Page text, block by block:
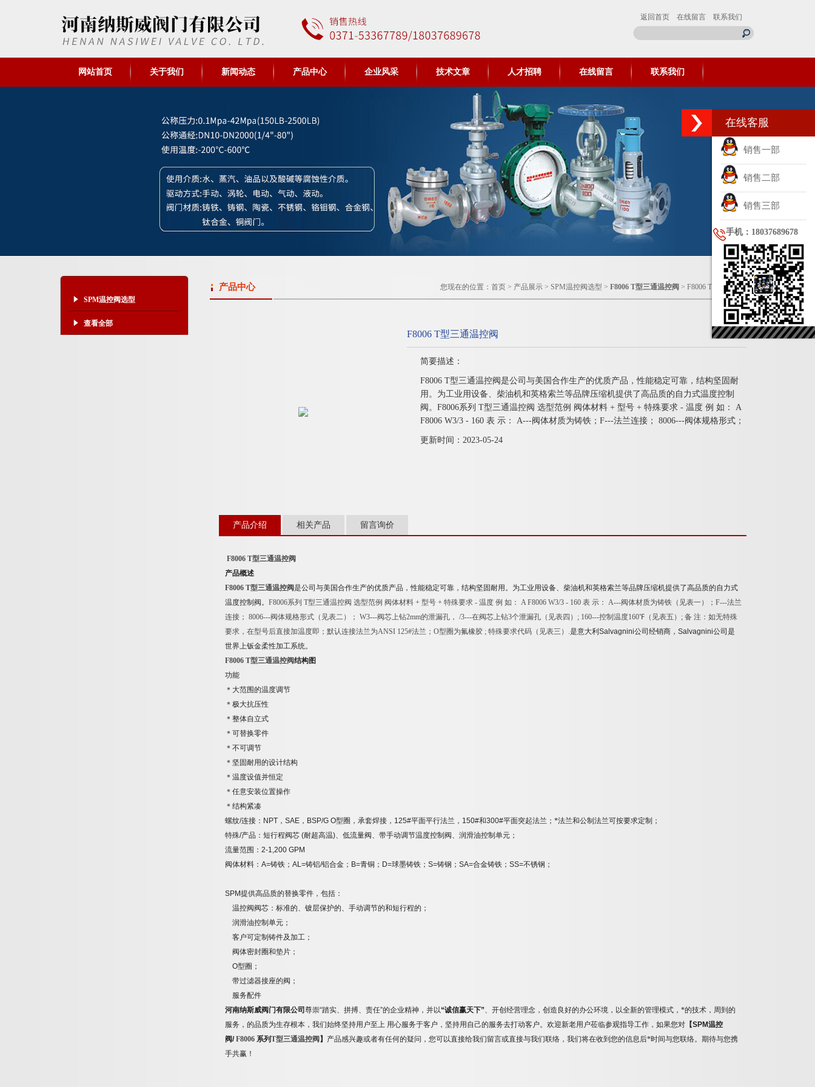
返回首页 在线留言 联系我们
网站首页 关于我们 新闻动态 产品中心 企业风采 技术文章 人才招聘 在线留言 联系我们
SPM温控阀选型
查看全部
产品中心 您现在的位置： 首页 > 产品展示 > SPM温控阀选型 > F8006 T型三通温控阀 > F8006 T型三通温控阀
F8006 T型三通温控阀
简要描述：
F8006 T型三通温控阀是公司与美国合作生产的优质产品，性能稳定可靠，结构坚固耐
用。为工业用设备、柴油机和英格索兰等品牌压缩机提供了高品质的自力式温度控制
阀。F8006系列 T型三通温控阀 选型范例 阀体材料 + 型号 + 特殊要求 - 温度 例 如： A
F8006 W3/3 - 160 表 示： A---阀体材质为铸铁；F---法兰连接； 8006---阀体规格形式；
更新时间：2023-05-24
产品介绍 相关产品 留言询价
F8006 T型三通温控阀
产品概述
F8006 T型三通温控阀是公司与美国合作生产的优质产品，性能稳定可靠，结构坚固耐用。为工业用设备、柴油机和英格索兰等品牌压缩机提供了高品质的自力式
温度控制阀。 F8006系列 T型三通温控阀 选型范例 阀体材料 + 型号 + 特殊要求 - 温度 例 如： A F8006 W3/3 - 160 表 示： A---阀体材质为铸铁（见表一）；F---法兰
连接； 8006---阀体规格形式（见表二）； W3---阀芯上钻2mm的泄漏孔， /3---在阀芯上钻3个泄漏孔（见表四）; 160---控制温度160℉（见表五）; 备 注：如无特殊
要求，在型号后直接加温度即；默认连接法兰为ANSI 125#法兰；O型圈为氟橡胶 ; 特殊要求代码（见表三） .是意大利 Salvagnini公司经销商， Salvagnini公司是
世界上钣金柔性加工系统。
F8006 T型三通温控阀结构图
功能
＊大范围的温度调节
＊极大抗压性
＊整体自立式
＊可替换零件
＊不可调节
＊坚固耐用的设计结构
＊温度设值并恒定
＊任意安装位置操作
＊结构紧凑
螺纹/连接： NPT ， SAE ， BSP/G O型圈，承套焊接， 125#平面平行法兰， 150#和300#平面突起法兰；*法兰和公制法兰可按要求定制；
特殊/产品：短行程阀芯 (耐超高温)、低流量阀、带手动调节温度控制阀、润滑油控制单元；
流量范围： 2-1,200 GPM
阀体材料： A=铸铁； AL=铸铝/铝合金； B=青铜； D=球墨铸铁； S=铸钢； SA=合金铸铁； SS=不锈钢；
SPM提供高品质的替换零件，包括：
温控阀阀芯：标准的、镀层保护的、手动调节的和短行程的；
润滑油控制单元；
客户可定制铸件及加工；
阀体密封圈和垫片；
O型圈；
带过滤器接座的阀；
服务配件
河南纳斯威阀门有限公司 尊崇“踏实、拼搏、责任”的企业精神，并以“诚信赢天下”、开创经营理念，创造良好的办公环境，以全新的管理模式，*的技术，周到的
服务，的品质为生存根本，我们始终坚持用户至上 用心服务于客户，坚持用自己的服务去打动客户。欢迎新老用户莅临参观指导工作，如果您对 【SPM温控
阀/F8006 系列T型三通温控阀 】 产品感兴趣或者有任何的疑问，您可以直接给我们留言或直接与我们联络，我们将在收到您的信息后*时间与您联络。期待与您携
手共赢！
在线客服
销售一部
销售二部
销售三部
手机：18037689678